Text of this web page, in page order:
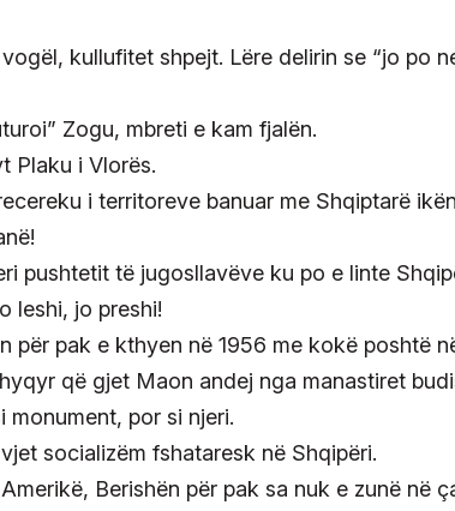
kullufitet shpejt. Lëre delirin se “jo po
Zogu, mbreti e kam fjalën.
Plaku i Vlorës.
i territoreve banuar me Shqiptarë
pushtetit të jugosllavëve ku po e linte
leshi, jo preshi!
për pak e kthyen në 1956 me kokë poshtë
që gjet Maon andej nga manastiret
monument, por si njeri.
socializëm fshataresk në Shqipëri.
Berishën për pak sa nuk e zunë në